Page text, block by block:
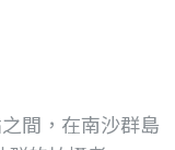
間，在南沙群島